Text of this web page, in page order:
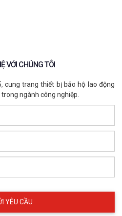
VỚI CHÚNG TÔI
cung trang thiết bị bảo hộ lao động
ngành công nghiệp.